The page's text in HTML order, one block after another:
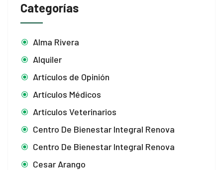
Categorías
Alma Rivera
Alquiler
Artículos de Opinión
Artículos Médicos
Artículos Veterinarios
Centro De Bienestar Integral Renova
Centro De Bienestar Integral Renova
Cesar Arango